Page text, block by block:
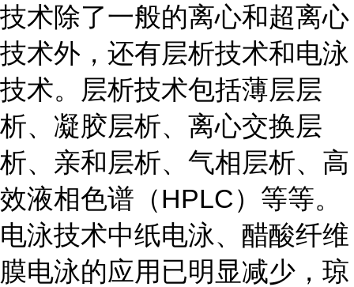
技术除了一般的离心和超离心
技术外，还有层析技术和电泳
技术。层析技术包括薄层层
析、凝胶层析、离心交换层
析、亲和层析、气相层析、高
效液相色谱（HPLC）等等。
电泳技术中纸电泳、醋酸纤维
膜电泳的应用已明显减少，琼